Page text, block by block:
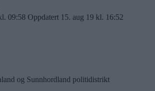
09:58 Oppdatert 15. aug 19 kl. 16:52
og Sunnhordland politidistrikt